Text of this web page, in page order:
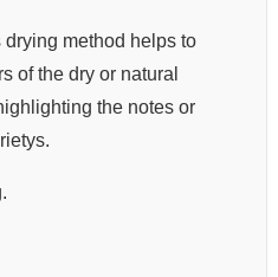
method helps to
of the dry or natural
the notes or